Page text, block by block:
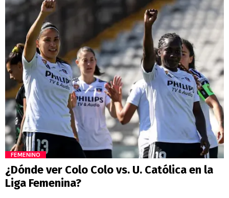
FEMENINO
¿Dónde ver Colo Colo vs. U. Católica en la
Liga Femenina?